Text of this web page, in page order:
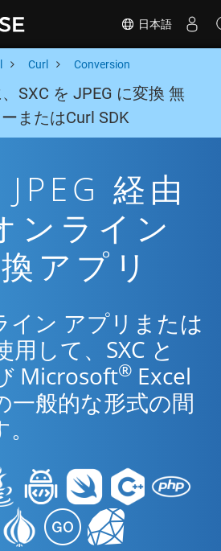
日本語
Curl Conversion
SXC を JPEG に変換 無
またはCurl SDK
経由
ンライン
アプリ
イン アプリまたは
用して、SXC と
Microsoft® Excel
一般的な形式の間